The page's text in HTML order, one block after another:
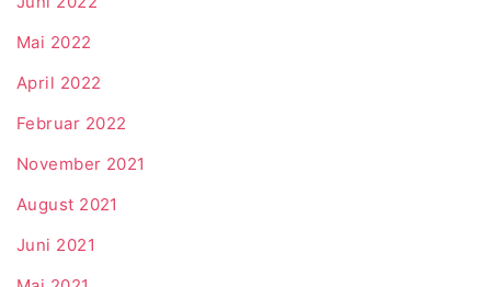
Mai 2022
April 2022
Februar 2022
November 2021
August 2021
Juni 2021